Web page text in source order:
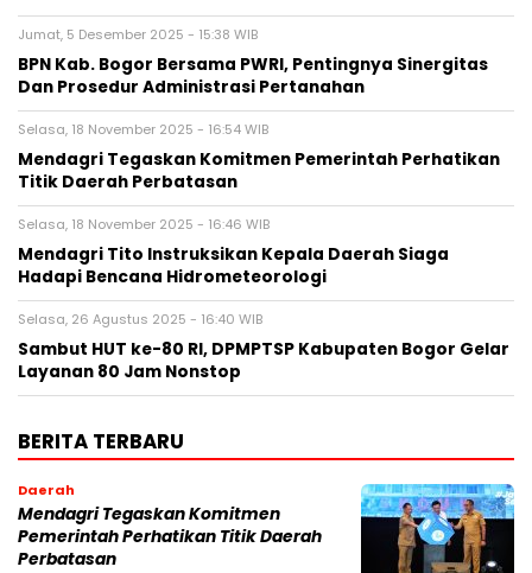
Jumat, 5 Desember 2025 - 15:38 WIB
BPN Kab. Bogor Bersama PWRI, Pentingnya Sinergitas
Dan Prosedur Administrasi Pertanahan
Selasa, 18 November 2025 - 16:54 WIB
Mendagri Tegaskan Komitmen Pemerintah Perhatikan
Titik Daerah Perbatasan
Selasa, 18 November 2025 - 16:46 WIB
Mendagri Tito Instruksikan Kepala Daerah Siaga
Hadapi Bencana Hidrometeorologi
Selasa, 26 Agustus 2025 - 16:40 WIB
Sambut HUT ke-80 RI, DPMPTSP Kabupaten Bogor Gelar
Layanan 80 Jam Nonstop
BERITA TERBARU
Daerah
Mendagri Tegaskan Komitmen
Pemerintah Perhatikan Titik Daerah
Perbatasan